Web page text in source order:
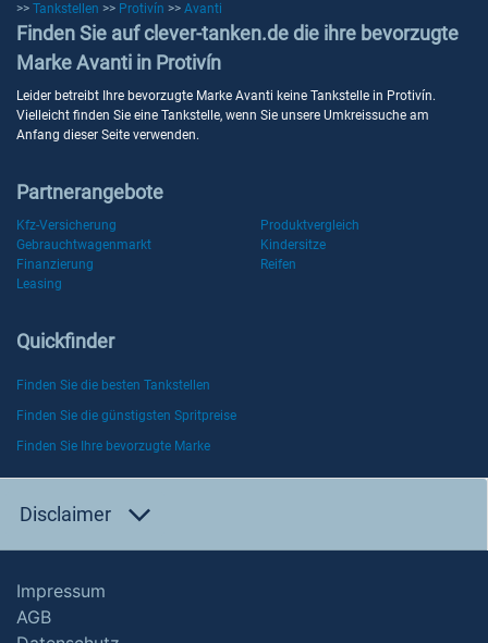
>> Tankstellen >> Protivín >> Avanti
Finden Sie auf clever-tanken.de die ihre bevorzugte
Marke Avanti in Protivín
Leider betreibt Ihre bevorzugte Marke Avanti keine Tankstelle in Protivín.
Vielleicht finden Sie eine Tankstelle, wenn Sie unsere Umkreissuche am
Anfang dieser Seite verwenden.
Partnerangebote
Kfz-Versicherung
Produktvergleich
Gebrauchtwagenmarkt
Kindersitze
Finanzierung
Reifen
Leasing
Quickfinder
Finden Sie die besten Tankstellen
Finden Sie die günstigsten Spritpreise
Finden Sie Ihre bevorzugte Marke
Disclaimer
Impressum
AGB